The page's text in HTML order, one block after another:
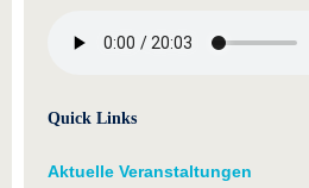
Quick Links
Aktuelle Veranstaltungen